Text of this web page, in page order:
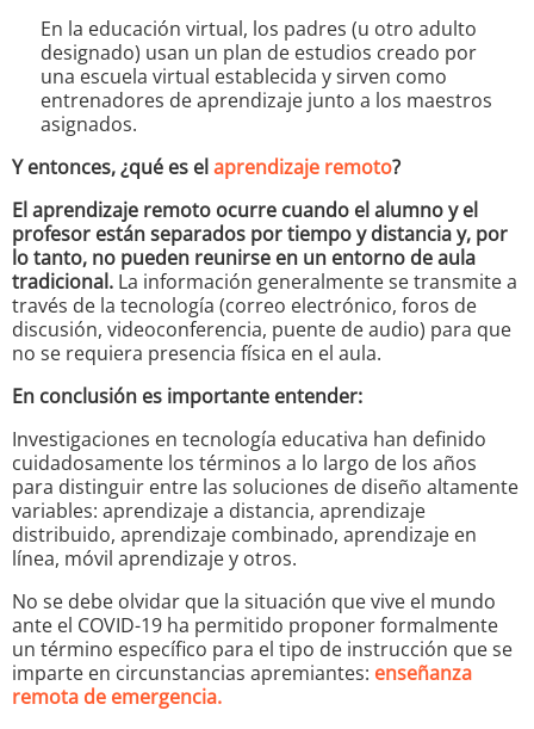
En la educación virtual, los padres (u otro adulto
designado) usan un plan de estudios creado por
una escuela virtual establecida y sirven como
entrenadores de aprendizaje junto a los maestros
asignados.
Y entonces, ¿qué es el aprendizaje remoto?
El aprendizaje remoto ocurre cuando el alumno y el
profesor están separados por tiempo y distancia y, por
lo tanto, no pueden reunirse en un entorno de aula
tradicional. La información generalmente se transmite a
través de la tecnología (correo electrónico, foros de
discusión, videoconferencia, puente de audio) para que
no se requiera presencia física en el aula.
En conclusión es importante entender:
Investigaciones en tecnología educativa han definido
cuidadosamente los términos a lo largo de los años
para distinguir entre las soluciones de diseño altamente
variables: aprendizaje a distancia, aprendizaje
distribuido, aprendizaje combinado, aprendizaje en
línea, móvil aprendizaje y otros.
No se debe olvidar que la situación que vive el mundo
ante el COVID-19 ha permitido proponer formalmente
un término específico para el tipo de instrucción que se
imparte en circunstancias apremiantes: enseñanza
remota de emergencia.